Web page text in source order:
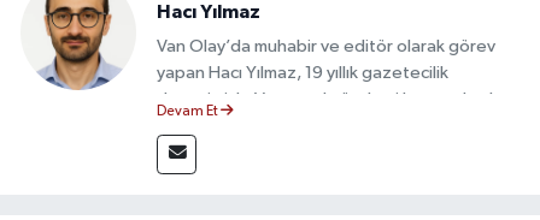
Hacı Yılmaz
Van Olay’da muhabir ve editör olarak görev
yapan Hacı Yılmaz, 19 yıllık gazetecilik
deneyimiyle Van yerel gündemi başta olmak
takip etmektedir. Editoryal sürece katkı sunan
Yılmaz, tarafsızlık, doğruluk ve etik ilkeler
Devam Et